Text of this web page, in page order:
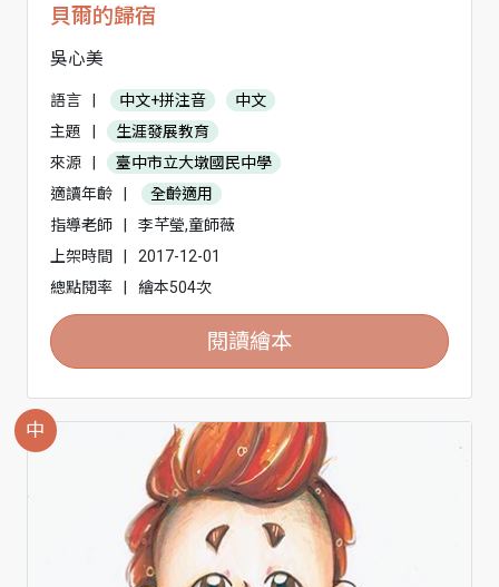
貝爾的歸宿
吳心美
語言 中文+拼注音
中文
主題
生涯發展教育
來源
臺中市立大墩國民中學
適讀年齡
全齡適用
指導老師
李芊瑩,童師薇
上架時間
2017-12-01
總點閱率
繪本504次
閱讀繪本
中